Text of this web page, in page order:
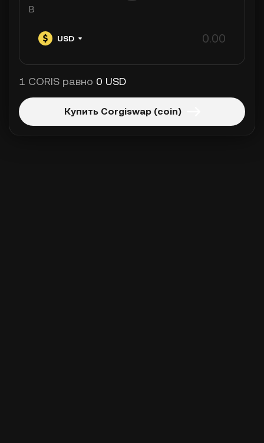
В
USD
1 CORIS равно 0 USD
Купить Corgiswap (coin)